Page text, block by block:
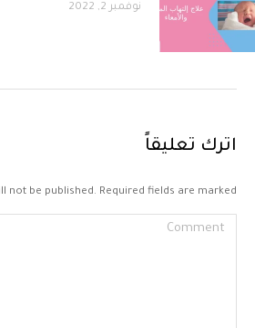
نوفمبر 2, 2022
اترك تعليقاً
not be published. Required fields are marked
Comment